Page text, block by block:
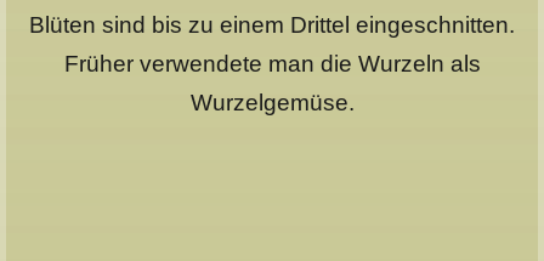
Blüten sind bis zu einem Drittel eingeschnitten.
Früher verwendete man die Wurzeln als
Wurzelgemüse.